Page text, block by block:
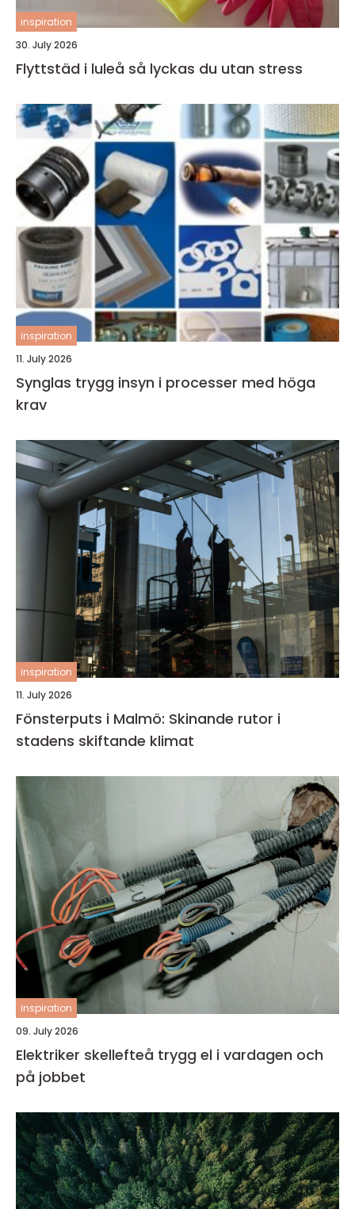
inspiration
30. July 2026
Flyttstäd i luleå så lyckas du utan stress
inspiration
11. July 2026
Synglas trygg insyn i processer med höga
krav
inspiration
11. July 2026
Fönsterputs i Malmö: Skinande rutor i
stadens skiftande klimat
inspiration
09. July 2026
Elektriker skellefteå trygg el i vardagen och
på jobbet